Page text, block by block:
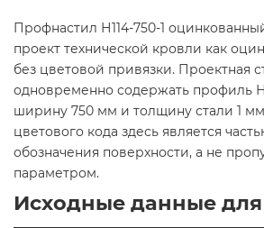
Профнастил Н114-750-1
проект технической кровли как
без цветовой привязки. Проектная
одновременно содержать профиль
ширину 750 мм и толщину стали 1
цветового кода здесь является
обозначения поверхности, а не
параметром.
Исходные данные для